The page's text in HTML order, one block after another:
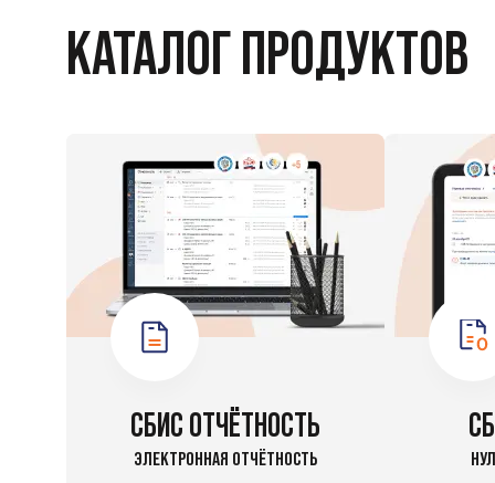
КАТАЛОГ ПРОДУКТОВ
СБИС ОТЧЁТНОСТЬ
ЭЛЕКТРОННАЯ ОТЧЁТНОСТЬ